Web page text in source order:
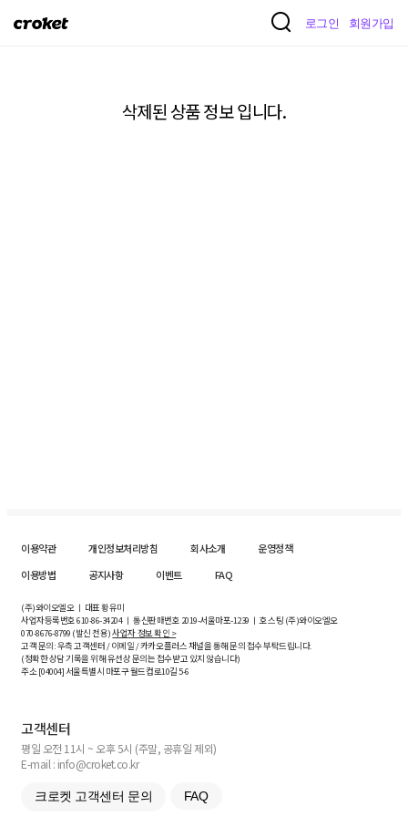
크
로그인 회원가입
삭제된 상품 정보 입니다.
이용약관 개인정보처리방침 회사소개
운영정책
이용방법
공지사항 이벤트 FAQ
(주)와이오엘오 ㅣ 대표 황유미
사업자등록번호610-86-34204ㅣ 통신판매번호 2019-서울마포-1239 ㅣ 호스팅 (주)와이오엘오
070-8676-8799 (발신 전용)사업자 정보 확인 >
고객 문의: 우측 고객센터 / 이메일 / 카카오플러스 채널을 통해 문의 접수 부탁드립니다.
(정확한 상담 기록을 위해 유선상 문의는 접수받고 있지 않습니다)
주소 [04004] 서울특별시 마포구 월드컵로10길5-6
고객센터
평일 오전 11시 ~ 오후 5시 (주말, 공휴일 제외)
E-mail : info@croket.co.kr
크로켓 고객센터 문의 FAQ